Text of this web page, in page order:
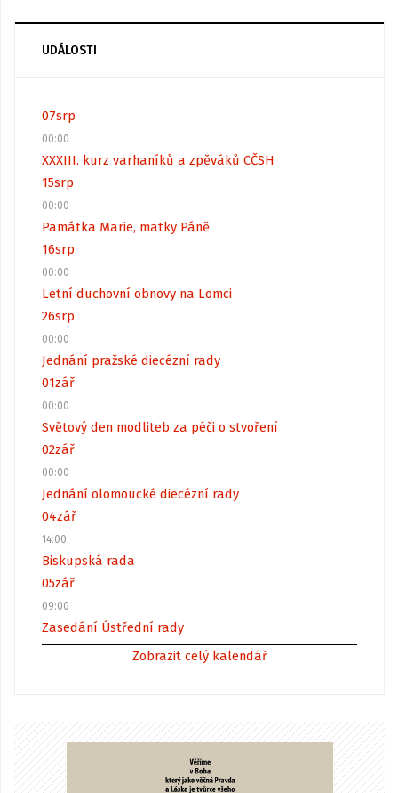
UDÁLOSTI
07srp
00:00
XXXIII. kurz varhaníků a zpěváků CČSH
15srp
00:00
Památka Marie, matky Páně
16srp
00:00
Letní duchovní obnovy na Lomci
26srp
00:00
Jednání pražské diecézní rady
01zář
00:00
Světový den modliteb za péči o stvoření
02zář
00:00
Jednání olomoucké diecézní rady
04zář
14:00
Biskupská rada
05zář
09:00
Zasedání Ústřední rady
Zobrazit celý kalendář